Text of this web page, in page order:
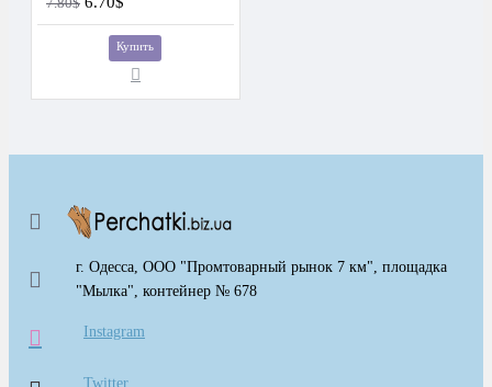
Купить
г. Одесса, ООО "Промтоварный рынок 7 км", площадка
"Мылка", контейнер № 678
Instagram
Twitter